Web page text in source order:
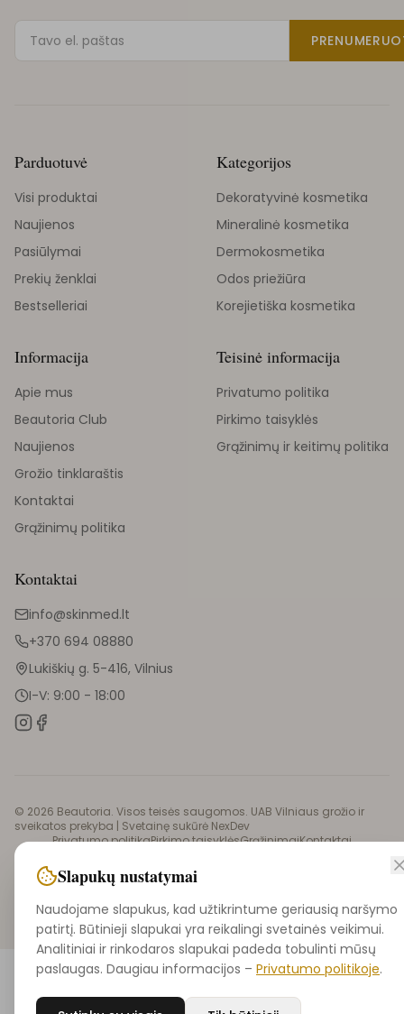
Parduotuvė
Visi produktai
Naujienos
Pasiūlymai
Prekių ženklai
Bestselleriai
Kategorijos
Dekoratyvinė kosmetika
Mineralinė kosmetika
Dermokosmetika
Odos priežiūra
Korejietiška kosmetika
Informacija
Apie mus
Beautoria Club
Naujienos
Grožio tinklaraštis
Kontaktai
Grąžinimų politika
Teisinė informacija
Privatumo politika
Pirkimo taisyklės
Grąžinimų ir keitimų politika
Kontaktai
info@skinmed.lt
+370 694 08880
Lukiškių g. 5-416, Vilnius
I-V: 9:00 - 18:00
© 2026 Beautoria. Visos teisės saugomos. UAB Vilniaus grožio ir
sveikatos prekyba | Svetainę sukūrė NexDev
Privatumo politikaPirkimo taisyklėsGrąžinimaiKontaktai
Slapukų nustatymai
Naudojame slapukus, kad užtikrintume geriausią naršymo
patirtį. Būtinieji slapukai yra reikalingi svetainės veikimui.
Analitiniai ir rinkodaros slapukai padeda tobulinti mūsų
paslaugas. Daugiau informacijos – Privatumo politikoje.